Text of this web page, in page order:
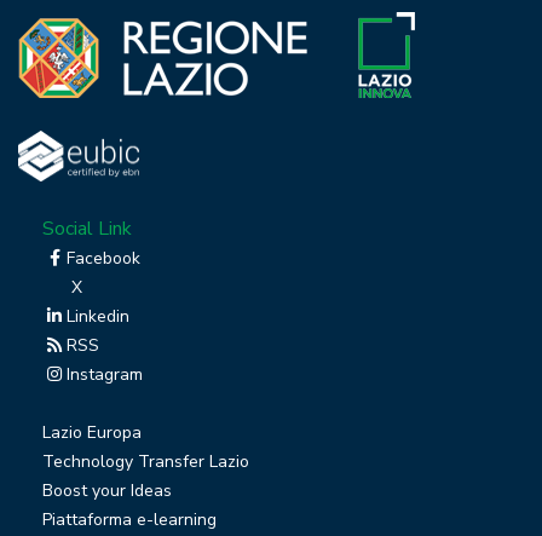
Social Link
Facebook
X
Linkedin
RSS
Instagram
Lazio Europa
Technology Transfer Lazio
Boost your Ideas
Piattaforma e-learning